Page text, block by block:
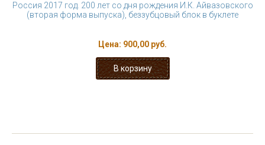
Россия 2017 год. 200 лет со дня рождения И.К. Айвазовского
(вторая форма выпуска), беззубцовый блок в буклете
Цена: 900,00 руб.